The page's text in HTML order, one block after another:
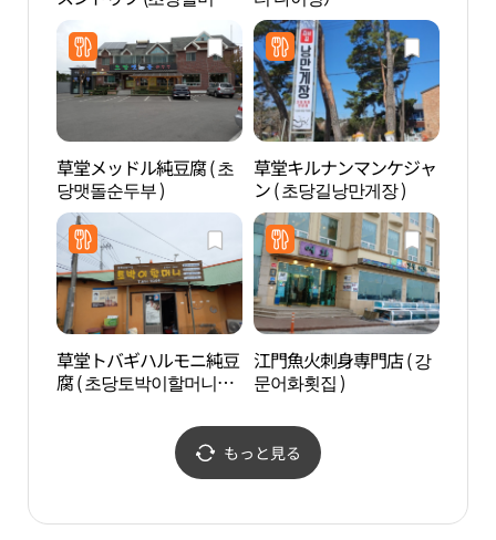
草堂メッドル純豆腐 ( 초
당맷돌순두부 )
草堂キルナンマンケジャ
ン ( 초당길낭만게장 )
草堂トバギハルモニ純豆
腐 ( 초당토박이할머니순
江門魚火刺身専門店 ( 강
문어화횟집 )
もっと見る